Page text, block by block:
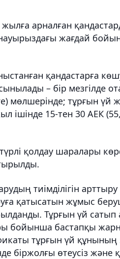
арналған
жағдай
қандастарға
– бір мезгілде
мөлшерінде; тұрғын үй
ішінде 15-тен 30 АЕК
қолдау шаралары
тиімділігін
қатысатын жұмыс
Тұрғын үй сатып
бойынша бастапқы
тұрғын үй құнының
біржолғы өтеусіз және